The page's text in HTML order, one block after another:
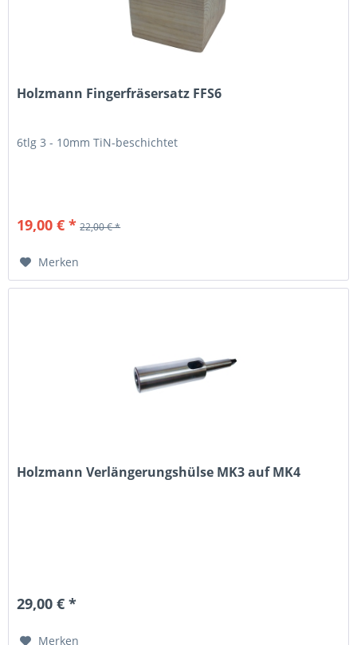
Holzmann Fingerfräsersatz FFS6
6tlg 3 - 10mm TiN-beschichtet
19,00 € * 22,00 € *
Merken
Holzmann Verlängerungshülse MK3 auf MK4
29,00 € *
Merken